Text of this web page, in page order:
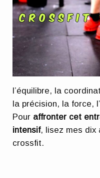
l’équilibre, la
la précision, la force,
Pour affronter cet
intensif, lisez mes dix
crossfit.